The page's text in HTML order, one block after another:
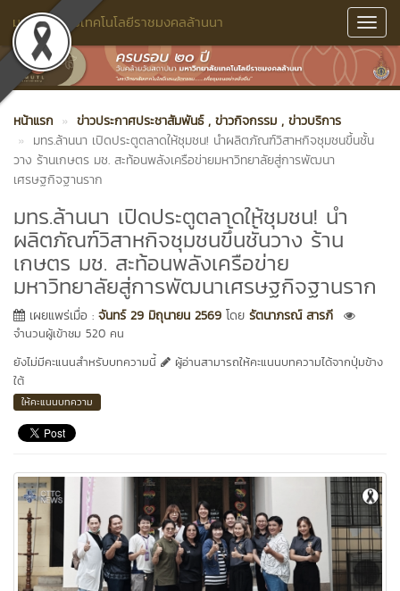
มหาวิทยาลัยเทคโนโลยีราชมงคลล้านนา
หน้าแรก ข่าวประกาศประชาสัมพันธ์ , ข่าวกิจกรรม , ข่าวบริการ
มทร.ล้านนา เปิดประตูตลาดให้ชุมชน! นำผลิตภัณฑ์วิสาหกิจชุมชนขึ้นชั้น
วาง ร้านเกษตร มช. สะท้อนพลังเครือข่ายมหาวิทยาลัยสู่การพัฒนา
เศรษฐกิจฐานราก
มทร.ล้านนา เปิดประตูตลาดให้ชุมชน! นำ
ผลิตภัณฑ์วิสาหกิจชุมชนขึ้นชั้นวาง ร้าน
เกษตร มช. สะท้อนพลังเครือข่าย
มหาวิทยาลัยสู่การพัฒนาเศรษฐกิจฐานราก
เผยแพร่เมื่อ : จันทร์ 29 มิถุนายน 2569 โดย รัตนาภรณ์ สารภี
จำนวนผู้เข้าชม 520 คน
ยังไม่มีคะแนนสำหรับบทความนี้
ผู้อ่านสามารถให้คะแนนบทความได้จากปุ่มข้าง
ใต้
ให้คะแนนบทความ